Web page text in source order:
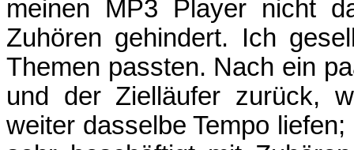
meinen MP3 Player nicht
Zuhören gehindert. Ich
Themen passten. Nach ein
und der Zielläufer zurück,
weiter dasselbe Tempo